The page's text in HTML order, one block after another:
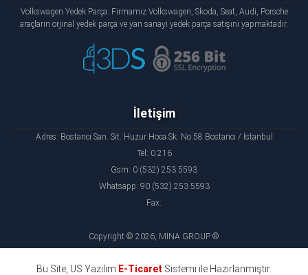
Volkswagen Yedek Parça: Firmamız Volkswagen, Skoda, Seat, Audi, Porsche
araçların orjinal yedek parça ve yan sanayi yedek parça satışını yapmaktadır.
İletişim
Adres: Bostancı San. Sit. Huzur Hoca Sk. No:58 Bostancı / İstanbul
Tel: 0 216
Gsm: 0 (532) 253 5593
Whatsapp: 90 (532) 253 5593
Fax:
Copyright © 2026, MİNA GROUP ®
Bu Site, US Yazılım E-Ticaret Sistemi ile Hazırlanmıştır.